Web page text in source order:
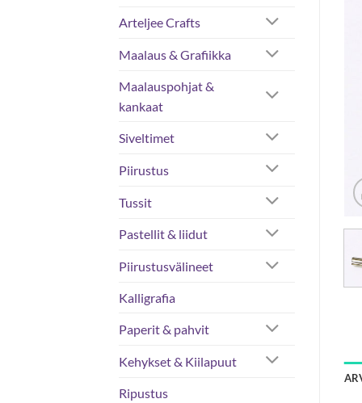
Arteljee Crafts
Maalaus & Grafiikka
Maalauspohjat &
kankaat
Siveltimet
Piirustus
Tussit
Pastellit & liidut
Piirustusvälineet
Kalligrafia
Paperit & pahvit
Kehykset & Kiilapuut
Ripustus